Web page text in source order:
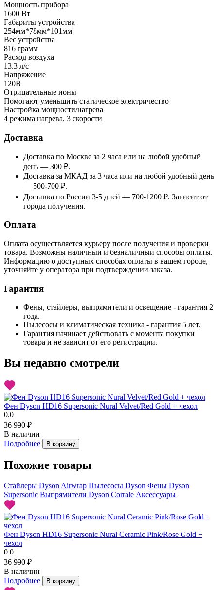
Мощность прибора
1600 Вт
Габариты устройства
254мм*78мм*101мм
Вес устройства
816 грамм
Расход воздуха
13.3 л/с
Напряжение
120В
Отрицательные ионы
Помогают уменьшить статическое электричество
Настройка мощности/нагрева
4 режима нагрева, 3 скорости
Доставка
Доставка по Москве за 2 часа или на любой удобный
день — 300 ₽.
Доставка за МКАД за 3 часа или на любой удобный день
— 500-700 ₽.
Доставка по России 3-5 дней — 700-1200 ₽. Зависит от
города получения.
Оплата
Оплата осуществляется курьеру после получения и проверки
товара. Возможны наличный и безналичный способы оплаты.
Информацию о доступных способах оплаты в вашем городе,
уточняйте у оператора при подтверждении заказа.
Гарантия
Фены, стайлеры, выпрямители и освещение - гарантия 2
года.
Пылесосы и климатическая техника - гарантия 5 лет.
Гарантия начинает действовать с момента покупки
товара и не зависит от его регистрации.
Вы недавно смотрели
Фен Dyson HD16 Supersonic Nural Velvet/Red Gold + чехол
0.0
36 990 ₽
В наличии
Подробнее
В корзину
Похожие товары
Стайлеры Dyson Airwrap Пылесосы Dyson Фены Dyson
Supersonic Выпрямители Dyson Corrale Аксессуары
Фен Dyson HD16 Supersonic Nural Ceramic Pink/Rose Gold +
чехол
0.0
36 990 ₽
В наличии
Подробнее
В корзину